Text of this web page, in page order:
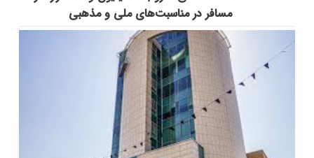
مسافر در مناسبت‌هاي ملي و مذهبي